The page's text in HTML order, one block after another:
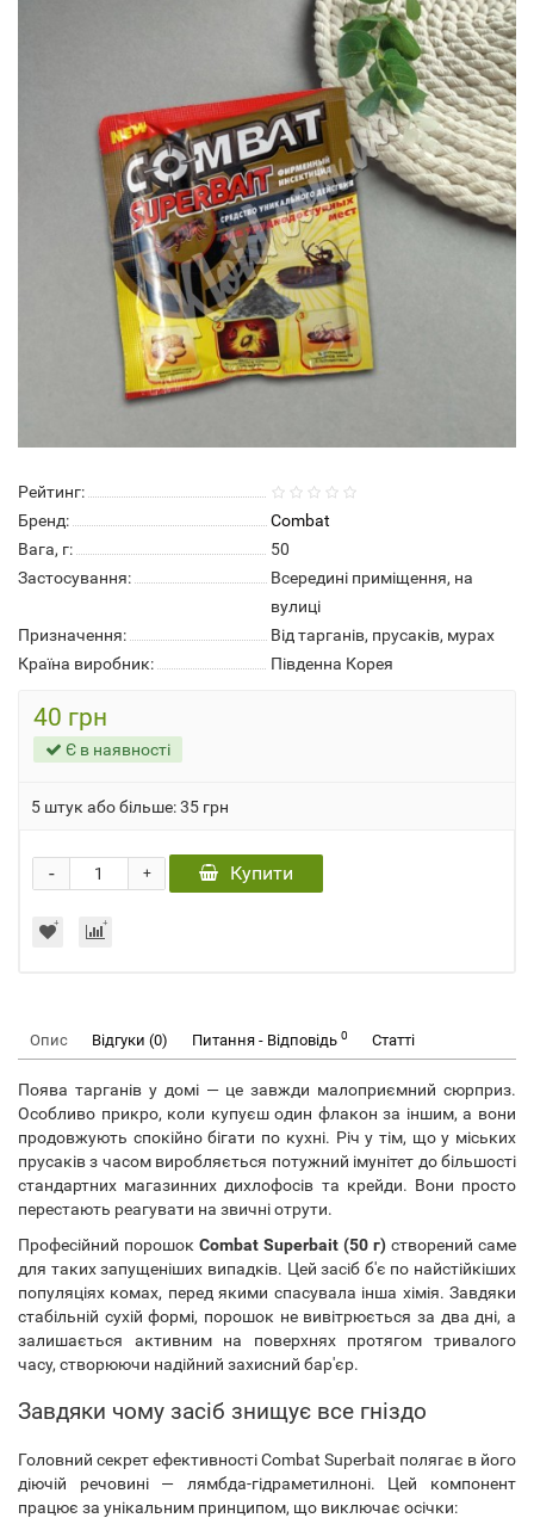
Рейтинг:
Бренд:
Combat
Вага, г:
50
Застосування:
Всередині приміщення, на
вулиці
Призначення:
Від тарганів, прусаків, мурах
Країна виробник:
Південна Корея
40 грн
Є в наявності
5 штук або більше: 35 грн
+
- Купити
Опис Відгуки (0) Питання - Відповідь 0 Статті
Поява тарганів у домі — це завжди малоприємний сюрприз.
Особливо прикро, коли купуєш один флакон за іншим, а вони
продовжують спокійно бігати по кухні. Річ у тім, що у міських
прусаків з часом виробляється потужний імунітет до більшості
стандартних магазинних дихлофосів та крейди. Вони просто
перестають реагувати на звичні отрути.
Професійний порошок Combat Superbait (50 г) створений саме
для таких запущеніших випадків. Цей засіб б'є по найстійкіших
популяціях комах, перед якими спасувала інша хімія. Завдяки
стабільній сухій формі, порошок не вивітрюється за два дні, а
залишається активним на поверхнях протягом тривалого
часу, створюючи надійний захисний бар'єр.
Завдяки чому засіб знищує все гніздо
Головний секрет ефективності Combat Superbait полягає в його
діючій речовині — лямбда-гідраметилноні. Цей компонент
працює за унікальним принципом, що виключає осічки: